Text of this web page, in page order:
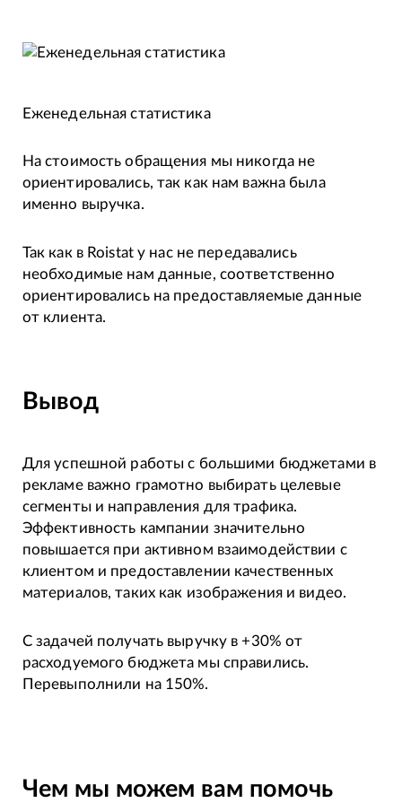
Еженедельная статистика
На стоимость обращения мы никогда не
ориентировались, так как нам важна была
именно выручка.
Так как в Roistat у нас не передавались
необходимые нам данные, соответственно
ориентировались на предоставляемые данные
от клиента.
Вывод
Для успешной работы с большими бюджетами в
рекламе важно грамотно выбирать целевые
сегменты и направления для трафика.
Эффективность кампании значительно
повышается при активном взаимодействии с
клиентом и предоставлении качественных
материалов, таких как изображения и видео.
С задачей получать выручку в +30% от
расходуемого бюджета мы справились.
Перевыполнили на 150%.
Чем мы можем вам помочь